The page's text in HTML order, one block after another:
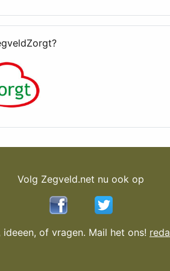
Volg Zegveld.net nu ook op
of vragen. Mail het ons!